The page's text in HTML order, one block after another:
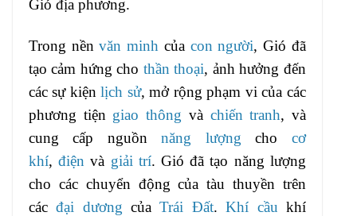
Gió địa phương.
Trong nềnvăn minh của con người, Gió đã
tạo cảm hứng cho thần thoại, ảnh hưởng đến
các sự kiệnlịch sử, mở rộng phạm vi của các
phương tiện giao thông và chiến tranh, và
cung cấp nguồnnăng lượng cho cơ
khí,điện và giải trí. Gió đã tạo năng lượng
cho các chuyển động của tàu thuyền trên
cácđại dương củaTrái Đất.Khí cầu khí